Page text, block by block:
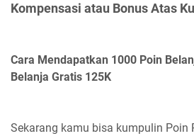
Kompensasi atau Bonus Atas
Cara Mendapatkan 1000 Poin
Belanja Gratis 125K
Sekarang kamu bisa kumpulin Poin